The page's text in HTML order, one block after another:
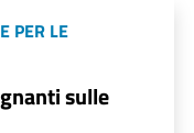
PER LE
sulle